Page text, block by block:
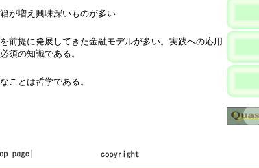
が増え興味深いものが多い
前提に発展してきた金融モデルが多い。実践への応用
須の知識である。
ことは哲学である。